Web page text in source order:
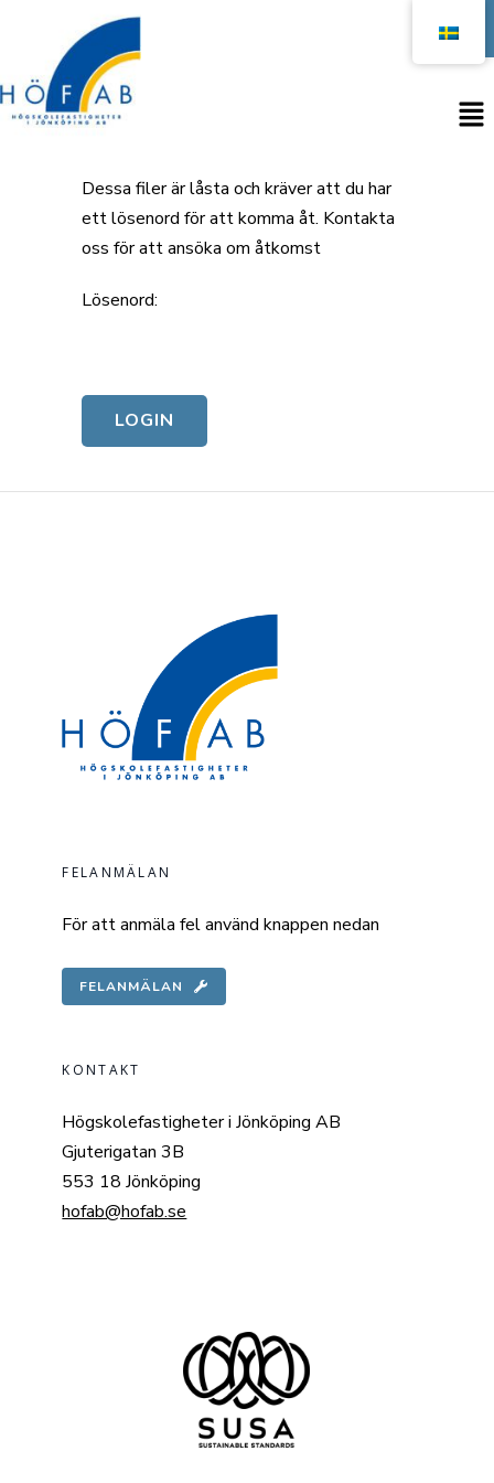
Dessa filer är låsta och kräver att du har
ett lösenord för att komma åt. Kontakta
oss för att ansöka om åtkomst
Lösenord:
FELANMÄLAN
För att anmäla fel använd knappen nedan
FELANMÄLAN
KONTAKT
Högskolefastigheter i Jönköping AB
Gjuterigatan 3B
553 18 Jönköping
hofab@hofab.se